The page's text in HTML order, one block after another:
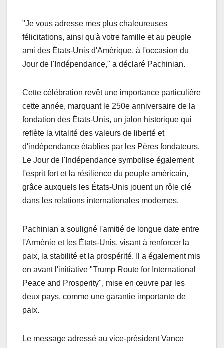
"Je vous adresse mes plus chaleureuses
félicitations, ainsi qu'à votre famille et au peuple
ami des États-Unis d'Amérique, à l'occasion du
Jour de l'Indépendance," a déclaré Pachinian.
Cette célébration revêt une importance particulière
cette année, marquant le 250e anniversaire de la
fondation des États-Unis, un jalon historique qui
reflète la vitalité des valeurs de liberté et
d'indépendance établies par les Pères fondateurs.
Le Jour de l'Indépendance symbolise également
l'esprit fort et la résilience du peuple américain,
grâce auxquels les États-Unis jouent un rôle clé
dans les relations internationales modernes.
Pachinian a souligné l'amitié de longue date entre
l'Arménie et les États-Unis, visant à renforcer la
paix, la stabilité et la prospérité. Il a également mis
en avant l'initiative "Trump Route for International
Peace and Prosperity", mise en œuvre par les
deux pays, comme une garantie importante de
paix.
Le message adressé au vice-président Vance